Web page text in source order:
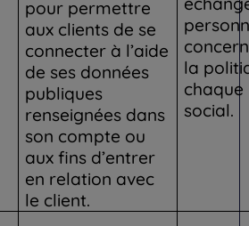
pour permettre
aux clients de se
connecter à l’aide
de ses données
publiques
renseignées dans
son compte ou
aux fins d’entrer
en relation avec
le client.
la
chaque
social.